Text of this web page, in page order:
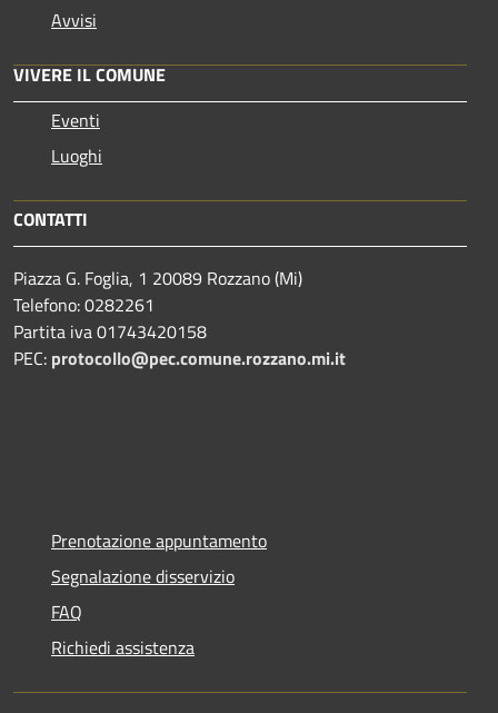
Avvisi
VIVERE IL COMUNE
Eventi
Luoghi
CONTATTI
Piazza G. Foglia, 1 20089 Rozzano (Mi)
Telefono: 0282261
Partita iva 01743420158
PEC: protocollo@pec.comune.rozzano.mi.it
Prenotazione appuntamento
Segnalazione disservizio
FAQ
Richiedi assistenza